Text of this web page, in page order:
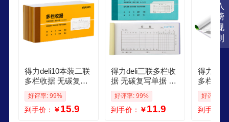
入
榜
规
则
得力deli10本装二联
多栏收据 无碳复写
单据 财务手写单据1
7587mm 财务办公
用品 9382
好评率: 99%
到手价： ￥15.9
得力deli三联多栏收
据 无碳复写单据 财
会用品 经济款10本
装3499
好评率: 99%
到手价： ￥11.9
得力
多栏收
单据 财
54k
本
好评率:
到手价：